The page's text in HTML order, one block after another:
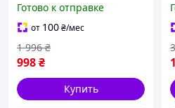
скорости от сети
Готово к отправке
от 100₴/мес
998₴
1 996 ₴
Купить